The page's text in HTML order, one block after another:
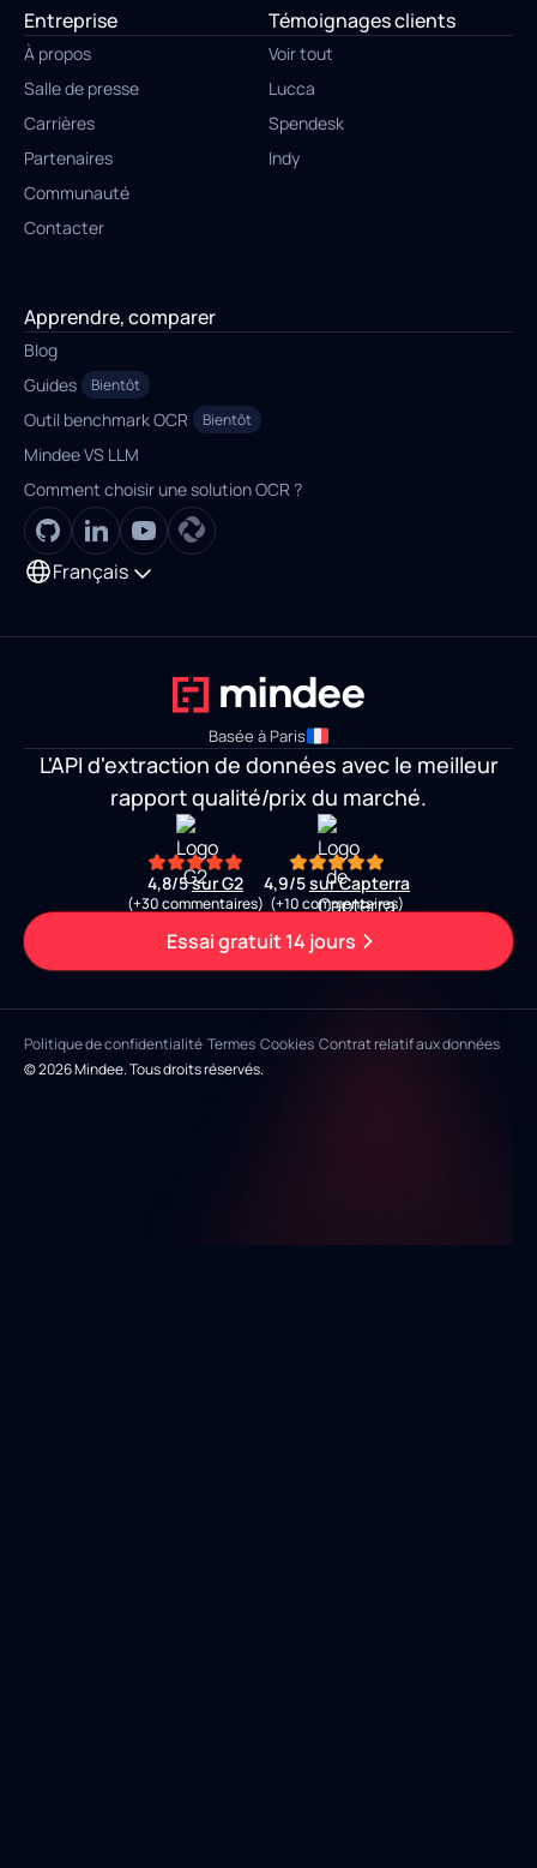
Entreprise
À propos
Salle de presse
Carrières
Partenaires
Communauté
Contacter
Témoignages clients
Voir tout
Lucca
Spendesk
Indy
Apprendre, comparer
Blog
Guides
Bientôt
Outil benchmark OCR Bientôt
Mindee VS LLM
Comment choisir une solution OCR ?
Français
Basée à Paris
L'API d'extraction de données avec le meilleur
rapport qualité/prix du marché.
4,8/5sur G2
(+30 commentaires)
4,9/5sur Capterra
(+10 commentaires)
Essai gratuit 14 jours
© 2026 Mindee. Tous droits réservés.
Politique de confidentialité Termes Cookies Contrat relatif aux données